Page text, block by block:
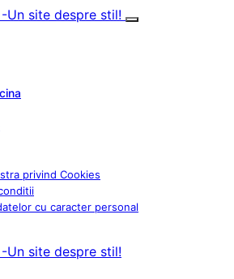
privind Cookies
cu caracter personal